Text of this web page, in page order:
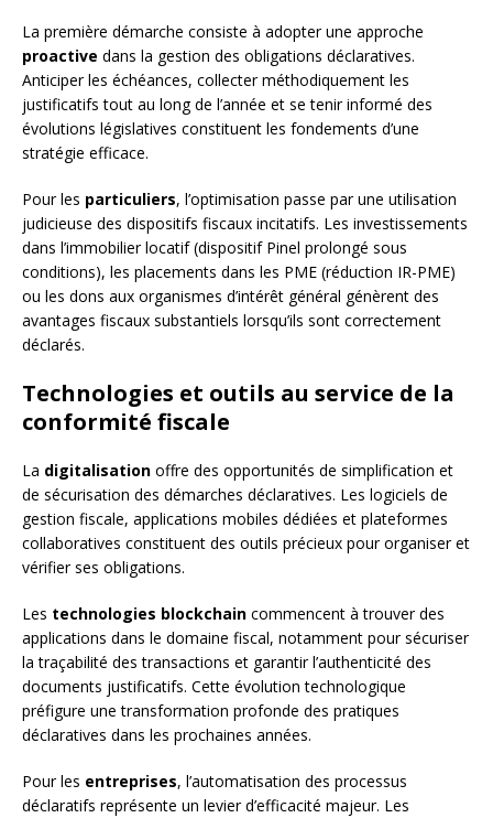
La première démarche consiste à adopter une approche
proactive dans la gestion des obligations déclaratives.
Anticiper les échéances, collecter méthodiquement les
justificatifs tout au long de l’année et se tenir informé des
évolutions législatives constituent les fondements d’une
stratégie efficace.
Pour les particuliers, l’optimisation passe par une utilisation
judicieuse des dispositifs fiscaux incitatifs. Les investissements
dans l’immobilier locatif (dispositif Pinel prolongé sous
conditions), les placements dans les PME (réduction IR-PME)
ou les dons aux organismes d’intérêt général génèrent des
avantages fiscaux substantiels lorsqu’ils sont correctement
déclarés.
Technologies et outils au service de la
conformité fiscale
La digitalisation offre des opportunités de simplification et
de sécurisation des démarches déclaratives. Les logiciels de
gestion fiscale, applications mobiles dédiées et plateformes
collaboratives constituent des outils précieux pour organiser et
vérifier ses obligations.
Les technologies blockchain commencent à trouver des
applications dans le domaine fiscal, notamment pour sécuriser
la traçabilité des transactions et garantir l’authenticité des
documents justificatifs. Cette évolution technologique
préfigure une transformation profonde des pratiques
déclaratives dans les prochaines années.
Pour les entreprises, l’automatisation des processus
déclaratifs représente un levier d’efficacité majeur. Les